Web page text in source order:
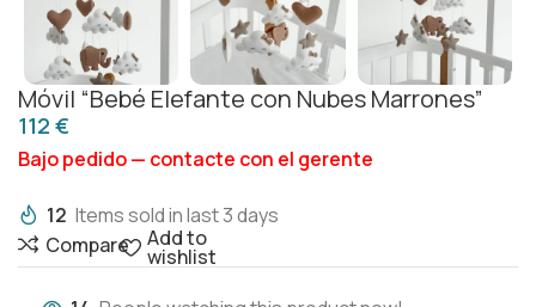
Móvil “Bebé Elefante con Nubes Marrones”
€
Bajo pedido — contacte con el gerente
12 Items sold in last 3 days
Compare
Add to
wishlist